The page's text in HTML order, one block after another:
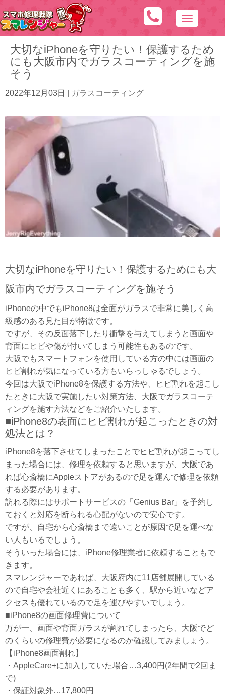
N
a
v
i
大切なiPhoneを守りたい！保護するため
にも大阪市内でガラスコーティングを施
そう
2022年12月03日 ガラスコーティング
大切なiPhoneを守りたい！保護するためにも大
阪市内でガラスコーティングを施そう
iPhoneの中でもiPhone8は全面がガラスで非常に美しく高
級感のある見た目が特徴です。
ですが、その反面落下したり衝撃を与えてしまうと画面や
背面にヒビや傷が付いてしまう可能性もあるのです。
大阪でもスマートフォンを使用している方の中には画面の
ヒビ割れが気になっている方もいらっしゃるでしょう。
今回は大阪でiPhone8を保護する方法や、ヒビ割れを起こし
たときに大阪で実施したい対策方法、大阪でガラスコーテ
ィングを施す方法などをご紹介いたします。
■iPhone8の表面にヒビ割れが起こったときの対
処法とは？
iPhone8を落下させてしまったことでヒビ割れが起こってし
まった場合には、修理を依頼すると思いますが、大阪であ
れば心斎橋にAppleストアがあるので足を運んで修理を依頼
する必要があります。
訪れる際にはサポートサービスの「Genius Bar」を予約し
ておくと対応を断られる心配がないので安心です。
ですが、自宅から心斎橋まで遠いことが原因で足を運べな
い人もいるでしょう。
そういった場合には、iPhone修理業者に依頼することもで
きます。
スマレンジャーであれば、大阪府内に11店舗展開している
ので自宅や会社近くにあることも多く、駅から近いなどア
クセスも優れているので足を運びやすいでしょう。
■iPhone8の画面修理費について
万が一、画面や背面ガラスが割れてしまったら、大阪でど
のくらいの修理費が必要になるのか確認してみましょう。
【iPhone8画面割れ】
・AppleCare+に加入していた場合…3,400円(2年間で2回ま
で)
・保証対象外…17,800円